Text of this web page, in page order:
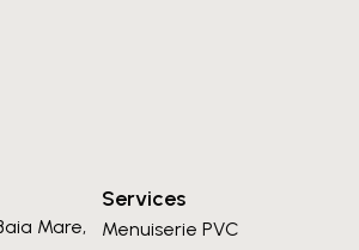
Mare,
Services
Menuiserie PVC